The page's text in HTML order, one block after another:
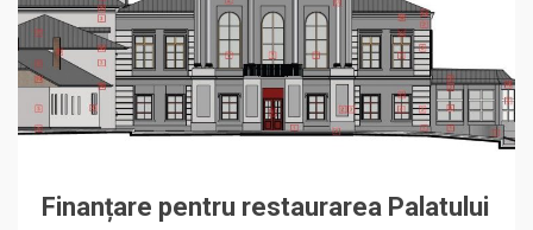
Finanțare pentru restaurarea Palatului